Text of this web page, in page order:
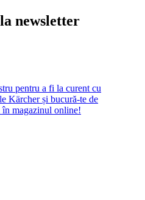
newsletter
pentru a fi la curent cu
Kärcher și bucură-te de
în magazinul online!